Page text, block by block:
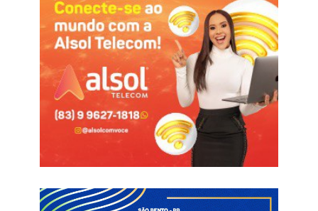
Após estrear com vitória sobre o Barra-SC pela Série C do
Campeonato Brasileiro, o elenco do Botafogo-PB se
reapresentou na manhã desta segunda, no CT da Maravilha do
Contorno. O elenco fez um treinamento e, logo após o almoço,
os atletas relacionados para encarar o Dinossauro seguiram
A divisão do elenco em dois grupos confirma o prioridade que
o clube dará à Série C do Brasileiro, já que vários titulares
ficaram em João Pessoa se preparando para o duelo contra a
nacional.